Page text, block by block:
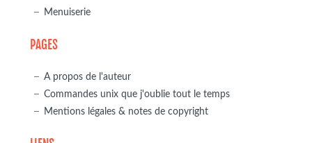
Menuiserie
PAGES
A propos de l'auteur
Commandes unix que j'oublie tout le temps
Mentions légales & notes de copyright